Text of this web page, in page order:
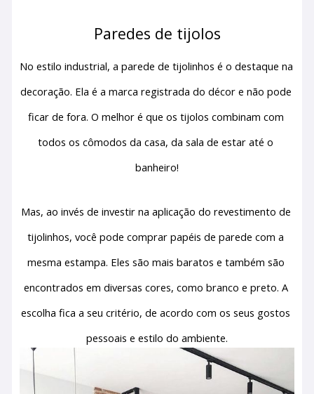
Paredes de tijolos
No estilo industrial, a parede de tijolinhos é o destaque na
decoração. Ela é a marca registrada do décor e não pode
ficar de fora. O melhor é que os tijolos combinam com
todos os cômodos da casa, da sala de estar até o
banheiro!
Mas, ao invés de investir na aplicação do revestimento de
tijolinhos, você pode comprar papéis de parede com a
mesma estampa. Eles são mais baratos e também são
encontrados em diversas cores, como branco e preto. A
escolha fica a seu critério, de acordo com os seus gostos
pessoais e estilo do ambiente.